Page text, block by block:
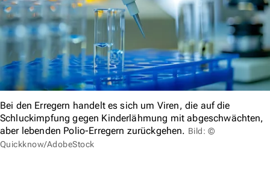
Bei den Erregern handelt es sich um Viren, die auf die
Schluckimpfung gegen Kinderlähmung mit abgeschwächten,
aber lebenden Polio-Erregern zurückgehen. Bild: ©
Quickknow/AdobeStock